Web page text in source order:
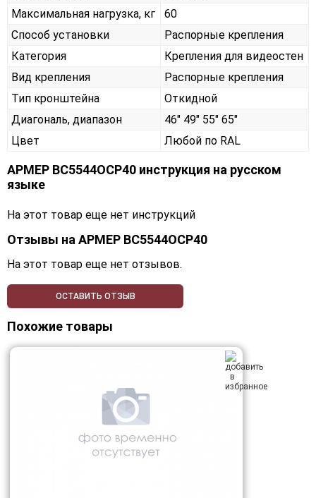
Максимальная нагрузка, кг
60
Способ установки
Распорные крепления
Категория
Крепления для видеостен
Вид крепления
Распорные крепления
Тип кронштейна
Откидной
Диагональ, диапазон
46" 49" 55" 65"
Цвет
Любой по RAL
АРМЕР ВС5544ОСР40 инструкция на русском
языке
На этот товар еще нет инструкций
Отзывы на АРМЕР ВС5544ОСР40
На этот товар еще нет отзывов.
ОСТАВИТЬ ОТЗЫВ
Похожие товары